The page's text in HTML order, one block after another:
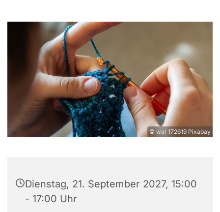
© wal_172619 Pixabay
Dienstag, 21. September 2027, 15:00
- 17:00 Uhr